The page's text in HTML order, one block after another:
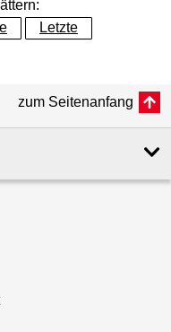
Letzte
zum Seitenanfang